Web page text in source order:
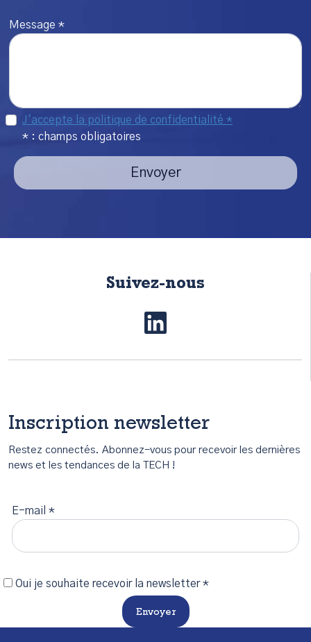
Message *
J'accepte la politique de confidentialité *
* : champs obligatoires
Envoyer
Suivez-nous
Inscription newsletter
Restez connectés. Abonnez-vous pour recevoir les dernières
news et les tendances de la TECH !
E-mail *
Oui je souhaite recevoir la newsletter *
Envoyer